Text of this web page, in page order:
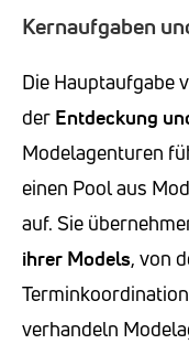
Kernaufgaben
Die Hauptaufgabe
der Entdeckung
Modelagenturen
einen Pool aus
auf. Sie
ihrer Models, von
verhandeln